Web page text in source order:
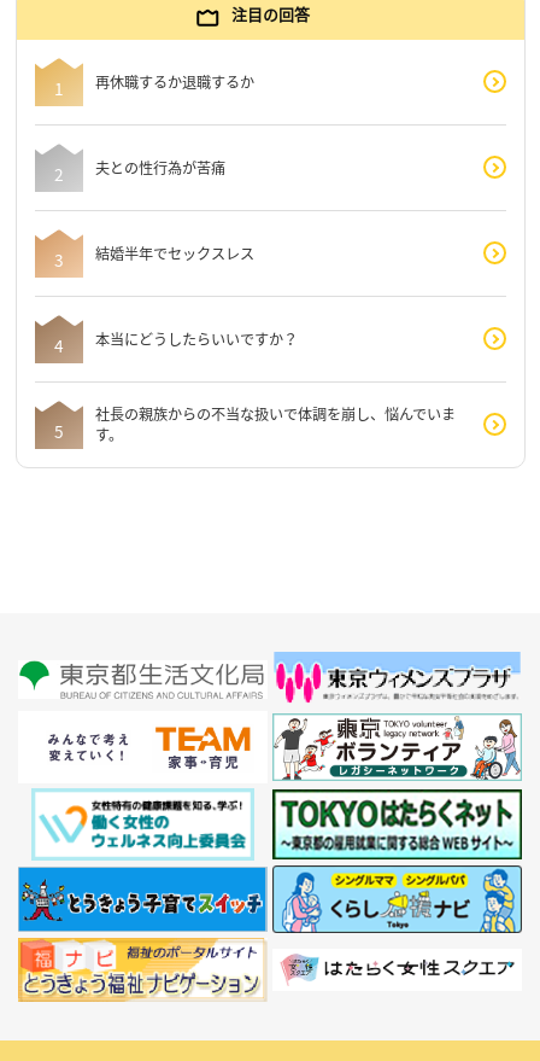
注目の回答
再休職するか退職するか
夫との性行為が苦痛
結婚半年でセックスレス
本当にどうしたらいいですか？
社長の親族からの不当な扱いで体調を崩し、悩んでいま
す。